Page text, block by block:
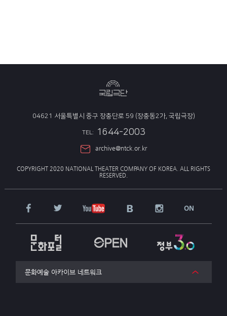
04621 서울특별시 중구 장충단로 59 (장충동2가, 국립극장)
TEL: 1644-2003
archive@ntck.or.kr
COPYRIGHT 2020 NATIONAL THEATER COMPANY OF KOREA. ALL RIGHTS
RESERVED.
문화예술 아카이브 네트워크